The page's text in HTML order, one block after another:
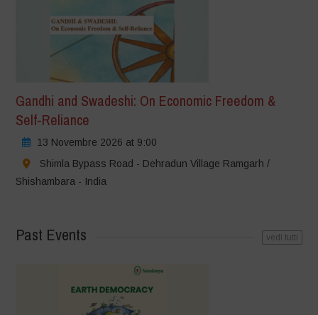
Gandhi and Swadeshi: On Economic Freedom &
Self-Reliance
13 Novembre 2026 at 9:00
Shimla Bypass Road - Dehradun Village Ramgarh /
Shishambara - India
Past Events vedi tutti